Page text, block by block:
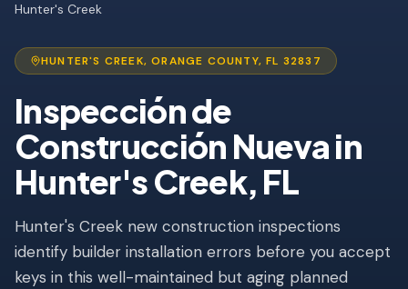
Garantía 11 Meses
Inspección de Condominio
Inspección Pre-Listado
Propiedad de Inversión
INSPECCIONES DE SEGURO
Inspección 4 Puntos
Mitigación de Viento
Hunter's Creek
HUNTER'S CREEK,ORANGE COUNTY, FL 32837
Inspección de
Construcción Nuevain
Hunter's Creek, FL
Hunter's Creek new construction inspections
identify builder installation errors before you accept
keys in this well-maintained but aging planned